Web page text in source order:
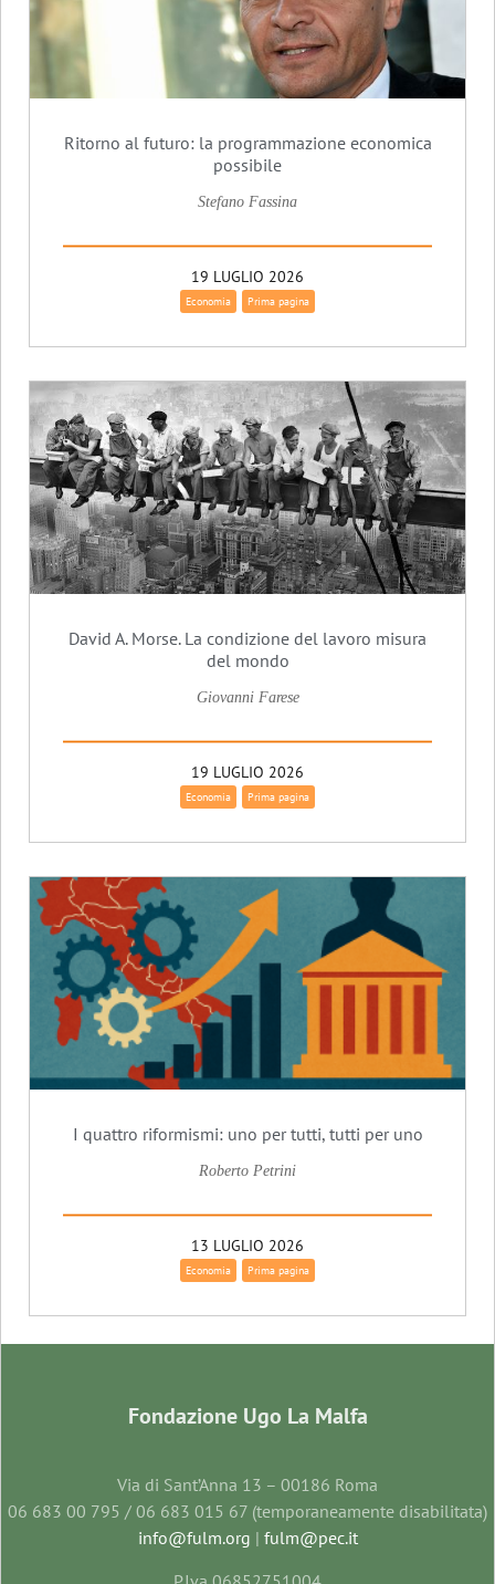
Ritorno al futuro: la programmazione economica
possibile
Stefano Fassina
19 LUGLIO 2026
Economia Prima pagina
David A. Morse. La condizione del lavoro misura
del mondo
Giovanni Farese
19 LUGLIO 2026
Economia Prima pagina
I quattro riformismi: uno per tutti, tutti per uno
Roberto Petrini
13 LUGLIO 2026
Economia Prima pagina
Fondazione Ugo La Malfa
Via di Sant’Anna 13 – 00186 Roma
06 683 00 795 / 06 683 015 67 (temporaneamente disabilitata)
info@fulm.org | fulm@pec.it